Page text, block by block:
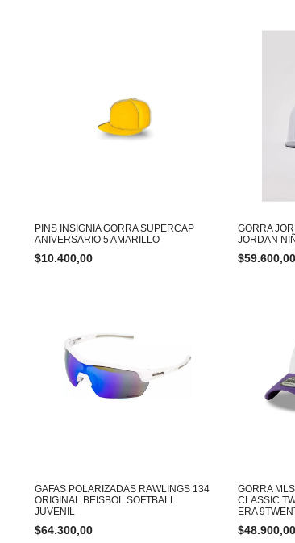
PINS INSIGNIA GORRA SUPERCAP
ANIVERSARIO 5 AMARILLO
$10.400,00
GORRA
JORDAN
$59.600,00
GAFAS POLARIZADAS RAWLINGS 134
ORIGINAL BEISBOL SOFTBALL
JUVENIL
$64.300,00
GORRA
CLASSIC
ERA
$48.900,00